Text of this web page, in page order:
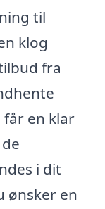
til
klog
fra
en klar
i dit
ønsker en